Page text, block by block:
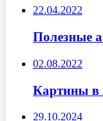
22.04.2022
Полезные
02.08.2022
Картины в
29.10.2024